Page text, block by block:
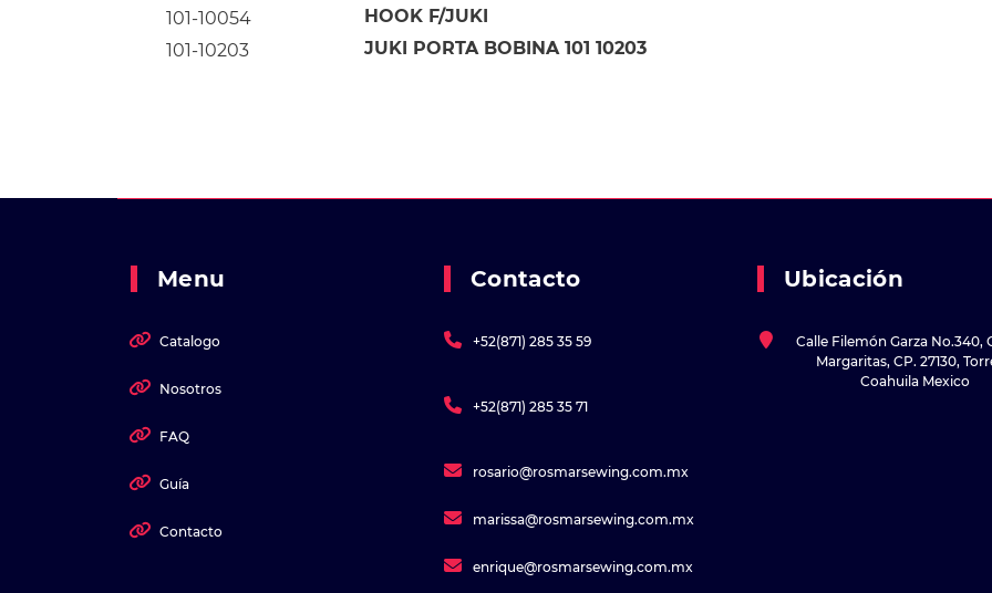
101-10054
HOOK F/JUKI
101-10203
JUKI PORTA BOBINA 101 10203
Menu
Catalogo
Nosotros
FAQ
Guía
Contacto
Contacto
+52(871) 285 35 59
+52(871) 285 35 71
rosario@rosmarsewing.com.mx
marissa@rosmarsewing.com.mx
enrique@rosmarsewing.com.mx
Ubicación
Calle Filemón Garza No.340,
Margaritas, CP. 27130,
Coahuila Mexico